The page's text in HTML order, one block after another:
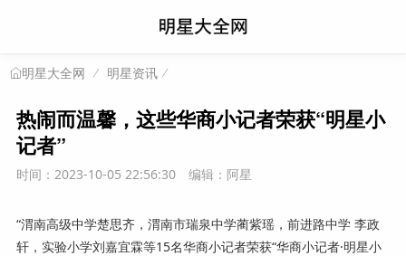
明星大全网 明星资讯
热闹而温馨，这些华商小记者荣获“明星小
记者”
时间：2023-10-05 22:56:30 编辑：阿星
“渭南高级中学楚思齐，渭南市瑞泉中学蔺紫瑶，前进路中学 李政
轩，实验小学刘嘉宜霖等15名华商小记者荣获“华商小记者·明星小